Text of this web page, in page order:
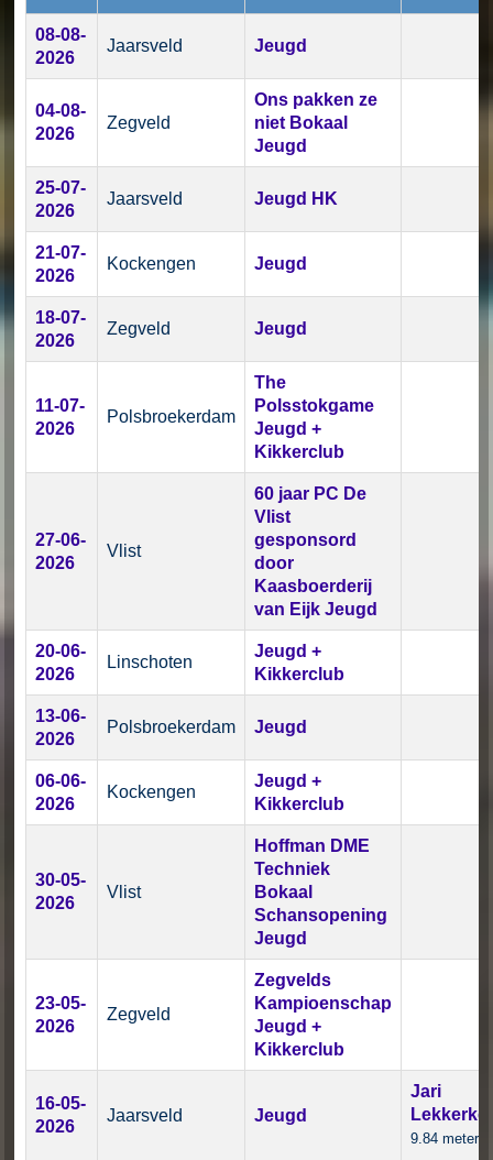
08-08-
2026
Jaarsveld Jeugd
04-08-
2026
Zegveld
Ons pakken ze
niet Bokaal
Jeugd
25-07-
2026
Jaarsveld Jeugd HK
21-07-
2026
Kockengen Jeugd
18-07-
2026
Zegveld Jeugd
11-07-
2026
Polsbroekerdam
The
Polsstokgame
Jeugd +
Kikkerclub
27-06-
2026
Vlist
60 jaar PC De
Vlist
gesponsord
door
Kaasboerderij
van Eijk Jeugd
20-06-
2026
Linschoten
Jeugd +
Kikkerclub
13-06-
2026
Polsbroekerdam Jeugd
06-06-
2026
Kockengen
Jeugd +
Kikkerclub
30-05-
2026
Vlist
Hoffman DME
Techniek
Bokaal
Schansopening
Jeugd
23-05-
2026
Zegveld
Zegvelds
Kampioenschap
Jeugd +
Kikkerclub
16-05-
2026
Jaarsveld Jeugd
Jari
9.84 meter